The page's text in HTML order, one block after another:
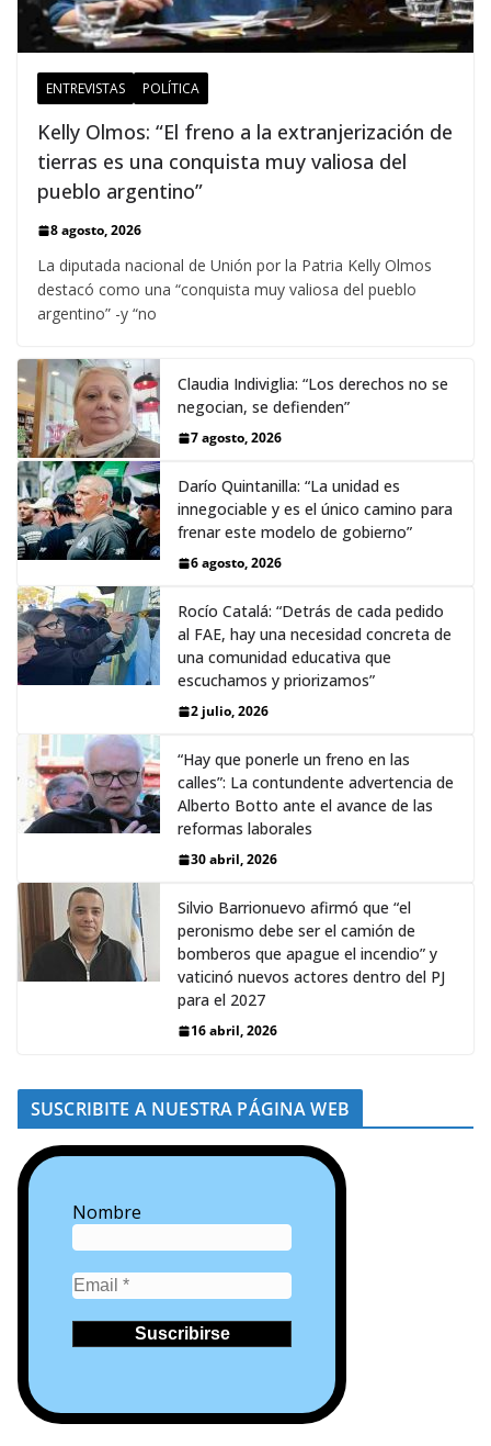
ENTREVISTAS POLÍTICA
Kelly Olmos: “El freno a la extranjerización de
tierras es una conquista muy valiosa del
pueblo argentino”
8 agosto, 2026
La diputada nacional de Unión por la Patria Kelly Olmos
destacó como una “conquista muy valiosa del pueblo
argentino” -y “no
Claudia Indiviglia: “Los derechos no se
negocian, se defienden”
7 agosto, 2026
Darío Quintanilla: “La unidad es
innegociable y es el único camino para
frenar este modelo de gobierno”
6 agosto, 2026
Rocío Catalá: “Detrás de cada pedido
al FAE, hay una necesidad concreta de
una comunidad educativa que
escuchamos y priorizamos”
2 julio, 2026
“Hay que ponerle un freno en las
calles”: La contundente advertencia de
Alberto Botto ante el avance de las
reformas laborales
30 abril, 2026
Silvio Barrionuevo afirmó que “el
peronismo debe ser el camión de
bomberos que apague el incendio” y
vaticinó nuevos actores dentro del PJ
para el 2027
16 abril, 2026
SUSCRIBITE A NUESTRA PÁGINA WEB
Nombre